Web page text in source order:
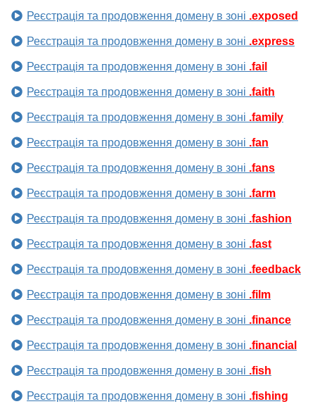
Реєстрація та продовження домену в зоні .exposed
Реєстрація та продовження домену в зоні .express
Реєстрація та продовження домену в зоні .fail
Реєстрація та продовження домену в зоні .faith
Реєстрація та продовження домену в зоні .family
Реєстрація та продовження домену в зоні .fan
Реєстрація та продовження домену в зоні .fans
Реєстрація та продовження домену в зоні .farm
Реєстрація та продовження домену в зоні .fashion
Реєстрація та продовження домену в зоні .fast
Реєстрація та продовження домену в зоні .feedback
Реєстрація та продовження домену в зоні .film
Реєстрація та продовження домену в зоні .finance
Реєстрація та продовження домену в зоні .financial
Реєстрація та продовження домену в зоні .fish
Реєстрація та продовження домену в зоні .fishing